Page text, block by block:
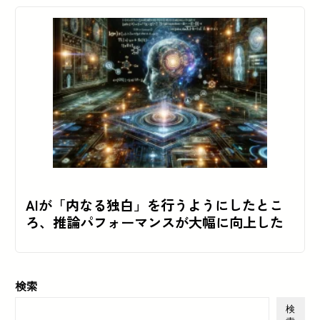
AIが「内なる独白」を行うようにしたとこ
ろ、推論パフォーマンスが大幅に向上した
検索
検